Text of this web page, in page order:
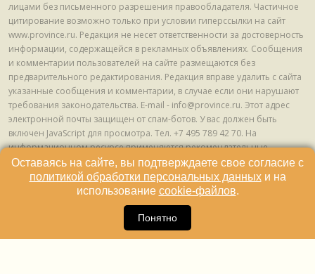
лицами без письменного разрешения правообладателя. Частичное
цитирование возможно только при условии гиперссылки на сайт
www.province.ru. Редакция не несет ответственности за достоверность
информации, содержащейся в рекламных объявлениях. Сообщения
и комментарии пользователей на сайте размещаются без
предварительного редактирования. Редакция вправе удалить с сайта
указанные сообщения и комментарии, в случае если они нарушают
требования законодательства. E-mail - info@province.ru. Этот адрес
электронной почты защищен от спам-ботов. У вас должен быть
включен JavaScript для просмотра. Tел. +7 495 789 42 70. На
информационном ресурсе применяются рекомендательные
технологии (информационные технологии предоставления
информации на основе сбора, систематизации и анализа сведений,
относящихся к предпочтениям пользователей сети "Интернет",
находящихся на территории Российской Федерации) © ООО ИД
Оставаясь на сайте, вы подтверждаете свое согласие с
политикой обработки персональных данныхи на
использование cookie-файлов.
Понятно